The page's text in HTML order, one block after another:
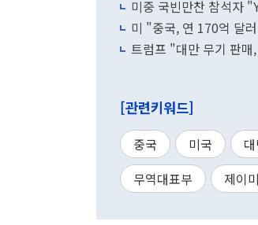
미중 국빈만찬 참석자
미 "중국, 연 170억 달
트럼프 "대만 무기 판
[관련키워드]
중국 미국
무역대표부
제이